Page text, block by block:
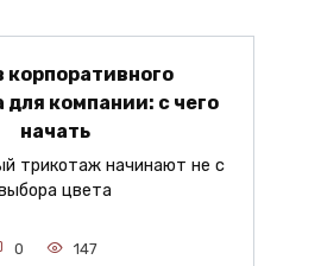
компании: с чего
начать
трикотаж начинают не с
цвета
0 147